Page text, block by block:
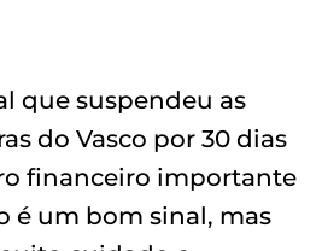
que suspendeu as
do Vasco por 30 dias
financeiro importante
é um bom sinal, mas